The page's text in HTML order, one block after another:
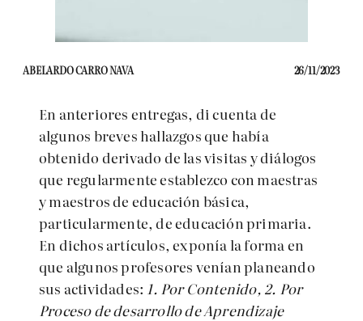
ABELARDO CARRO NAVA 26/11/2023
En anteriores entregas, di cuenta de
algunos breves hallazgos que había
obtenido derivado de las visitas y diálogos
que regularmente establezco con maestras
y maestros de educación básica,
particularmente, de educación primaria.
En dichos artículos, exponía la forma en
que algunos profesores venían planeando
sus actividades: 1. Por Contenido, 2. Por
Proceso de desarrollo de Aprendizaje